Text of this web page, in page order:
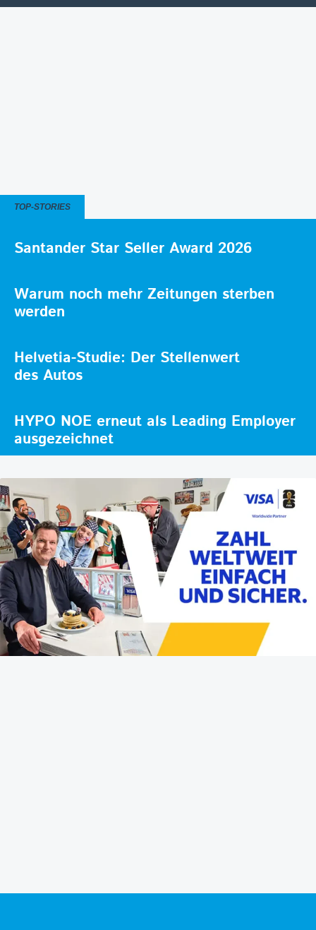
TOP-STORIES
Santander Star Seller Award 2026
Warum noch mehr Zeitungen sterben
werden
Helvetia-Studie: Der Stellenwert
des Autos
HYPO NOE erneut als Leading Employer
ausgezeichnet